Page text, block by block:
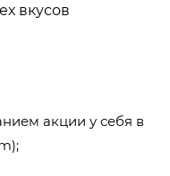
вкусов
акции у себя в